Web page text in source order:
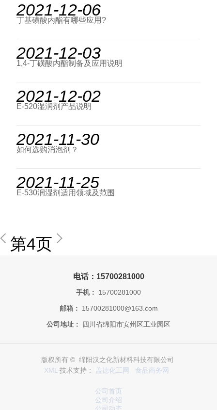
2021-12-06
丁基磺酸内酯有哪些应用?
2021-12-03
1,4-丁磺酸内酯制备及应用说明
2021-12-02
E-520湿润剂产品说明
2021-11-30
如何选购消泡剂？
2021-11-25
E-530润湿剂适用领域及范围
第4页
电话：15700281000
手机： 15700281000
邮箱： 15700281000@163.com
公司地址： 四川省绵阳市安州区工业园区
版权所有 © 绵阳汉之化新材料科技有限公司
XML
技术支持： 盖德化工网 食品商务网
公司首页
公司介绍